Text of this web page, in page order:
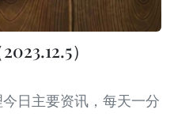
）
日主要资讯，每天一分